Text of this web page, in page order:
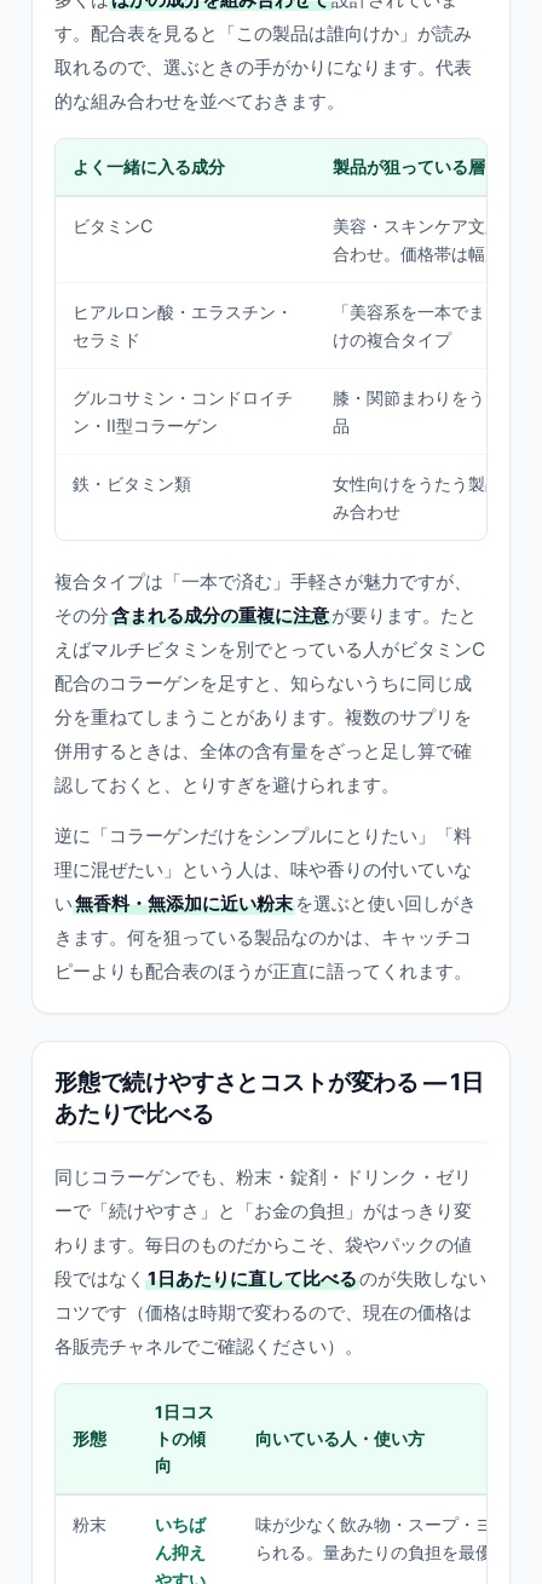
す。配合表を見ると「この製品は誰向けか」が読み
取れるので、選ぶときの手がかりになります。代表
的な組み合わせを並べておきます。
よく一緒に入る成分 製品が狙っている層
ビタミンC
美容・スキンケア文脈の定
合わせ。価格帯は幅広い
ヒアルロン酸・エラスチン・
セラミド
「美容系を一本でまとめ
けの複合タイプ
グルコサミン・コンドロイチ
ン・II型コラーゲン
膝・関節まわりをうたう軟
品
鉄・ビタミン類
女性向けをうたう製品で見
み合わせ
複合タイプは「一本で済む」手軽さが魅力ですが、
その分含まれる成分の重複に注意が要ります。たと
えばマルチビタミンを別でとっている人がビタミンC
配合のコラーゲンを足すと、知らないうちに同じ成
分を重ねてしまうことがあります。複数のサプリを
併用するときは、全体の含有量をざっと足し算で確
認しておくと、とりすぎを避けられます。
逆に「コラーゲンだけをシンプルにとりたい」「料
理に混ぜたい」という人は、味や香りの付いていな
い無香料・無添加に近い粉末 を選ぶと使い回しがき
きます。何を狙っている製品なのかは、キャッチコ
ピーよりも配合表のほうが正直に語ってくれます。
形態で続けやすさとコストが変わる — 1日
あたりで比べる
同じコラーゲンでも、粉末・錠剤・ドリンク・ゼリ
ーで「続けやすさ」と「お金の負担」がはっきり変
わります。毎日のものだからこそ、袋やパックの値
段ではなく 1日あたりに直して比べるのが失敗しない
コツです（価格は時期で変わるので、現在の価格は
各販売チャネルでご確認ください）。
形態
1日コス
トの傾
向
向いている人・使い方
粉末
いちば
ん抑え
やすい
味が少なく飲み物・スープ・ヨーグ
られる。量あたりの負担を最優先し